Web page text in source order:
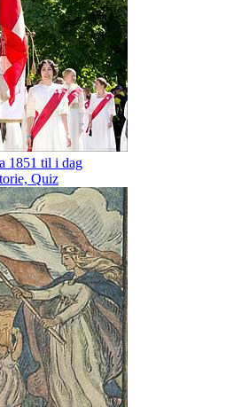
1851 til i dag
Quiz